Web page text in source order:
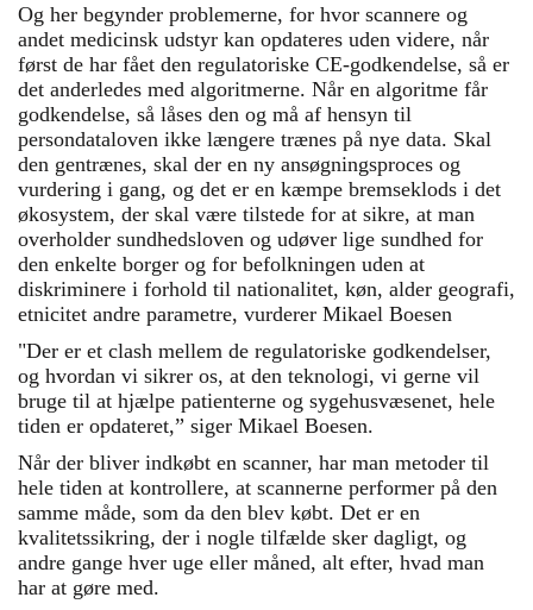
Og her begynder problemerne, for hvor scannere og
andet medicinsk udstyr kan opdateres uden videre, når
først de har fået den regulatoriske CE-godkendelse, så er
det anderledes med algoritmerne. Når en algoritme får
godkendelse, så låses den og må af hensyn til
persondataloven ikke længere trænes på nye data. Skal
den gentrænes, skal der en ny ansøgningsproces og
vurdering i gang, og det er en kæmpe bremseklods i det
økosystem, der skal være tilstede for at sikre, at man
overholder sundhedsloven og udøver lige sundhed for
den enkelte borger og for befolkningen uden at
diskriminere i forhold til nationalitet, køn, alder geografi,
etnicitet andre parametre, vurderer Mikael Boesen
"Der er et clash mellem de regulatoriske godkendelser,
og hvordan vi sikrer os, at den teknologi, vi gerne vil
bruge til at hjælpe patienterne og sygehusvæsenet, hele
tiden er opdateret,” siger Mikael Boesen.
Når der bliver indkøbt en scanner, har man metoder til
hele tiden at kontrollere, at scannerne performer på den
samme måde, som da den blev købt. Det er en
kvalitetssikring, der i nogle tilfælde sker dagligt, og
andre gange hver uge eller måned, alt efter, hvad man
har at gøre med.